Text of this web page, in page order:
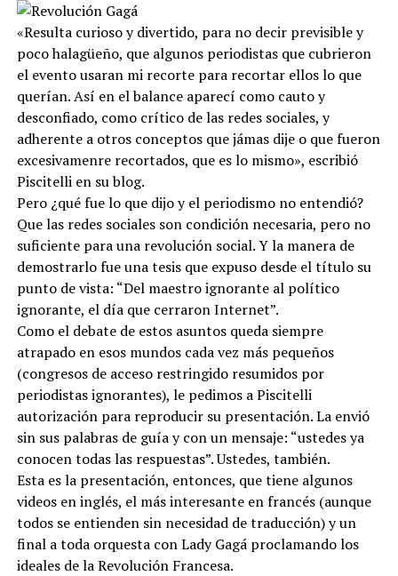
«Resulta curioso y divertido, para no decir previsible y
poco halagüeño, que algunos periodistas que cubrieron
el evento usaran mi recorte para recortar ellos lo que
querían. Así en el balance aparecí como cauto y
desconfiado, como crítico de las redes sociales, y
adherente a otros conceptos que jámas dije o que fueron
excesivamenre recortados, que es lo mismo», escribió
Piscitelli en su blog.
Pero ¿qué fue lo que dijo y el periodismo no entendió?
Que las redes sociales son condición necesaria, pero no
suficiente para una revolución social. Y la manera de
demostrarlo fue una tesis que expuso desde el título su
punto de vista: “Del maestro ignorante al político
ignorante, el día que cerraron Internet”.
Como el debate de estos asuntos queda siempre
atrapado en esos mundos cada vez más pequeños
(congresos de acceso restringido resumidos por
periodistas ignorantes), le pedimos a Piscitelli
autorización para reproducir su presentación. La envió
sin sus palabras de guía y con un mensaje: “ustedes ya
conocen todas las respuestas”. Ustedes, también.
Esta es la presentación, entonces, que tiene algunos
videos en inglés, el más interesante en francés (aunque
todos se entienden sin necesidad de traducción) y un
final a toda orquesta con Lady Gagá proclamando los
ideales de la Revolución Francesa.